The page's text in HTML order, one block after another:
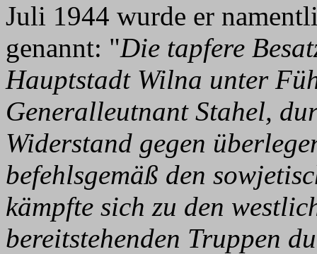
Juli 1944 wurde er
genannt: "Die tapfere
Hauptstadt Wilna unter
Generalleutnant Stahel,
Widerstand gegen
befehlsgemäß den
kämpfte sich zu den
bereitstehenden Truppen